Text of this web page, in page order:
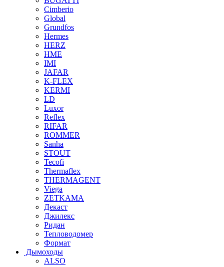
Cimberio
Global
Grundfos
Hermes
HERZ
HME
IMI
JAFAR
K-FLEX
KERMI
LD
Luxor
Reflex
RIFAR
ROMMER
Sanha
STOUT
Tecofi
Thermaflex
THERMAGENT
Viega
ZETKAMA
Декаст
Джилекс
Ридан
Тепловодомер
Формат
Дымоходы
ALSO